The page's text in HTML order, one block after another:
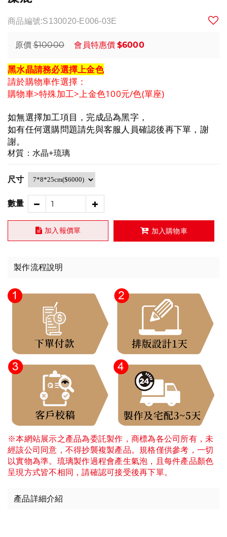
商品編號:S130020-E006-03E
原價 $10000 會員特惠價 $6000
黑水晶請務必選擇上金色
請於購物車作選擇：
購物車>特殊加工>上金色100元/色(單座)
如無選擇加工項目，完成品為黑字，
如有任何選購問題請先與客服人員確認後再下單， 謝
謝。
材質：水晶+琉璃
尺寸
數量
加入報價單 加入購物車
製作流程說明
※本網站展示之產品為委託製作，商標為各公司所有，未
經該公司同意，不得抄襲複製產品。規格僅供參考，一切
以實物為準。琉璃製作過程會產生氣泡，且每件產品顏色
呈現方式皆不相同，請確認可接受後再下單。
產品詳細介紹